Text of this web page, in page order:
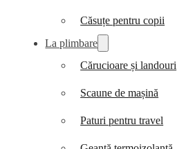
Căsuțe pentru copii
La plimbare
Cărucioare și landouri
Scaune de mașină
Paturi pentru travel